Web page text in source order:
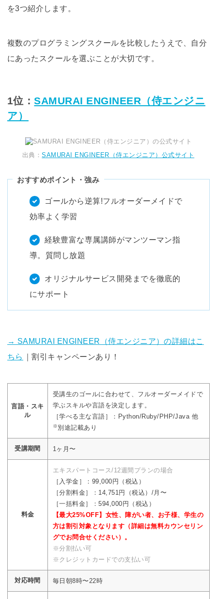
を3つ紹介します。
複数のプログラミングスクールを比較したうえで、自分
にあったスクールを選ぶことが大切です。
1位：SAMURAI ENGINEER（侍エンジニ
ア）
出典：SAMURAI ENGINEER（侍エンジニア）公式サイト
おすすめポイント・強み
ゴールから逆算!フルオーダーメイドで
効率よく学習
経験豊富な専属講師がマンツーマン指
導。質問し放題
オリジナルサービス開発までを徹底的
にサポート
→ SAMURAI ENGINEER（侍エンジニア）の詳細はこ
ちら
｜割引キャンペーンあり！
言語・スキ
ル
受講生のゴールに合わせて、フルオーダーメイドで
学ぶスキルや言語を決定します。
［学べる主な言語］：Python/Ruby/PHP/Java 他
※別途記載あり
受講期間 1ヶ月〜
料金
エキスパートコース/12週間プランの場合
［入学金］：99,000円（税込）
［分割料金］：14,751円（税込）/月〜
［一括料金］：594,000円（税込）
【最大25%OFF】女性、障がい者、お子様、学生の
方は割引対象となります（詳細は無料カウンセリン
グでお問合せください）。
※分割払い可
※クレジットカードでの支払い可
対応時間 毎日朝8時〜22時